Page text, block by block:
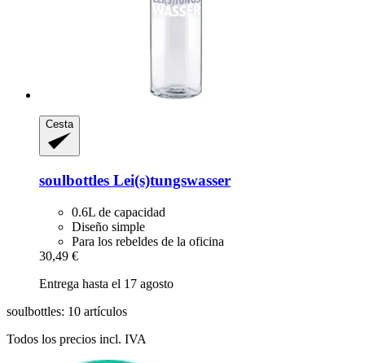
Cesta
soulbottles Lei(s)tungswasser
0.6L de capacidad
Diseño simple
Para los rebeldes de la oficina
30,49 €
Entrega hasta el 17 agosto
soulbottles: 10 artículos
Todos los precios incl. IVA